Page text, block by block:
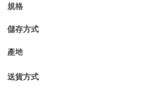
規格
儲存方式
產地
送貨方式